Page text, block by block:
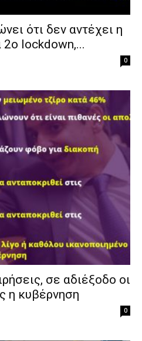
ότι δεν αντέχει η
2ο lockdown,...
0
σε αδιέξοδο οι
η κυβέρνηση
0